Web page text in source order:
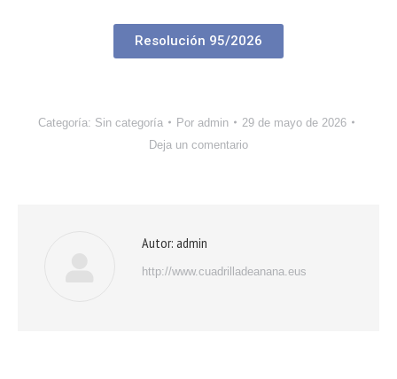
Resolución 95/2026
Categoría: Sin categoría Por admin
29 de mayo de 2026
Deja un comentario
Autor: admin
http://www.cuadrilladeanana.eus